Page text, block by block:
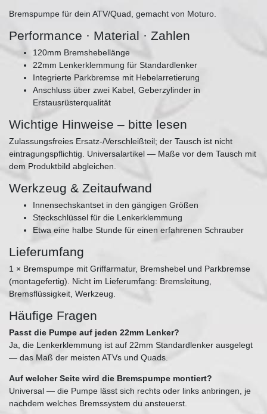
Bremspumpe für dein ATV/Quad, gemacht von Moturo.
Performance · Material · Zahlen
120mm Bremshebellänge
22mm Lenkerklemmung für Standardlenker
Integrierte Parkbremse mit Hebelarretierung
Anschluss über zwei Kabel, Geberzylinder in
Erstausrüsterqualität
Wichtige Hinweise – bitte lesen
Zulassungsfreies Ersatz-/Verschleißteil; der Tausch ist nicht
eintragungspflichtig. Universalartikel — Maße vor dem Tausch mit
dem Produktbild abgleichen.
Werkzeug & Zeitaufwand
Innensechskantset in den gängigen Größen
Steckschlüssel für die Lenkerklemmung
Etwa eine halbe Stunde für einen erfahrenen Schrauber
Lieferumfang
1 × Bremspumpe mit Griffarmatur, Bremshebel und Parkbremse
(montagefertig). Nicht im Lieferumfang: Bremsleitung,
Bremsflüssigkeit, Werkzeug.
Häufige Fragen
Passt die Pumpe auf jeden 22mm Lenker?
Ja, die Lenkerklemmung ist auf 22mm Standardlenker ausgelegt
— das Maß der meisten ATVs und Quads.
Auf welcher Seite wird die Bremspumpe montiert?
Universal — die Pumpe lässt sich rechts oder links anbringen, je
nachdem welches Bremssystem du ansteuerst.